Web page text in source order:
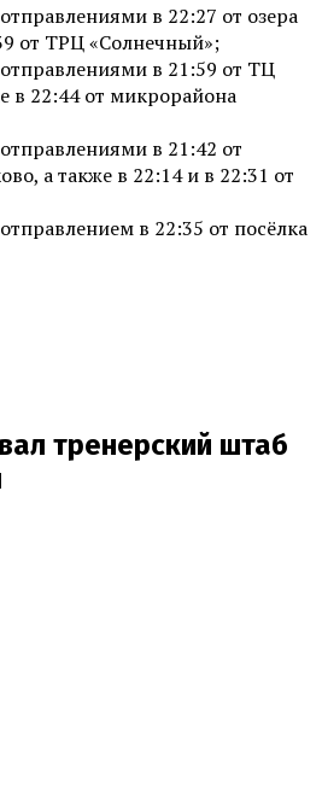
в 22:27 от озера
от ТРЦ «Солнечный»;
в 21:59 от ТЦ
в 22:44 от микрорайона
в 21:42 от
а также в 22:14 и в 22:31 от
в 22:35 от посёлка
тренерский штаб